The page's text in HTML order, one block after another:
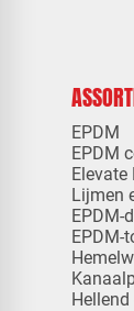
EPDM
EPDM
Elevate
Lijmen
EPDM-
EPDM-
Hellend